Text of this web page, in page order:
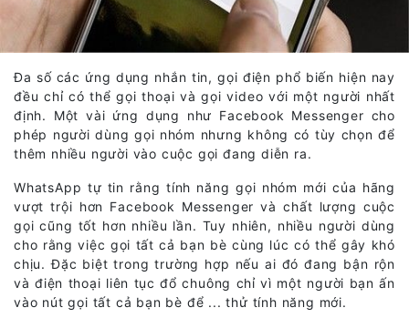
Đa số các ứng dụng nhắn tin, gọi điện phổ biến hiện nay
đều chỉ có thể gọi thoại và gọi video với một người nhất
định. Một vài ứng dụng như Facebook Messenger cho
phép người dùng gọi nhóm nhưng không có tùy chọn để
thêm nhiều người vào cuộc gọi đang diễn ra.
WhatsApp tự tin rằng tính năng gọi nhóm mới của hãng
vượt trội hơn Facebook Messenger và chất lượng cuộc
gọi cũng tốt hơn nhiều lần. Tuy nhiên, nhiều người dùng
cho rằng việc gọi tất cả bạn bè cùng lúc có thể gây khó
chịu. Đặc biệt trong trường hợp nếu ai đó đang bận rộn
và điện thoại liên tục đổ chuông chỉ vì một người bạn ấn
vào nút gọi tất cả bạn bè để ... thử tính năng mới.